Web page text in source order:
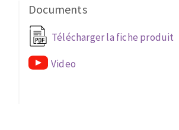
Affuteurs de forets
Ponceuses
Tours à métaux
OUTILS COUPANTS
Fraises scies
Documents
Télécharger la fiche produit
Video